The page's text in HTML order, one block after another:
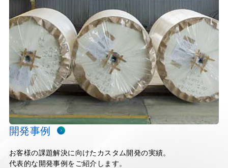
開発事例
お客様の課題解決に向けたカスタム開発の実績。
代表的な開発事例をご紹介します。